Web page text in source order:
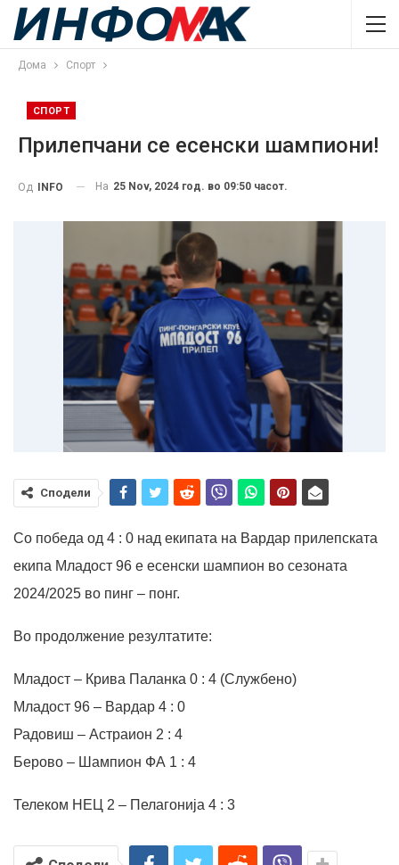
Дома Спорт
СПОРТ
Прилепчани се есенски шампиони!
Од INFO На 25 Nov, 2024 год. во 09:50 часот.
Сподели
Со победа од 4 : 0 над екипата на Вардар прилепската
екипа Младост 96 е есенски шампион во сезоната
2024/2025 во пинг – понг.
Во продолжение резултатите:
Младост – Крива Паланка 0 : 4 (Службено)
Младост 96 – Вардар 4 : 0
Радовиш – Астраион 2 : 4
Берово – Шампион ФА 1 : 4
Телеком НЕЦ 2 – Пелагонија 4 : 3